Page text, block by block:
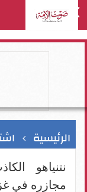
الرئيسية
نتنياهو
مجازره في